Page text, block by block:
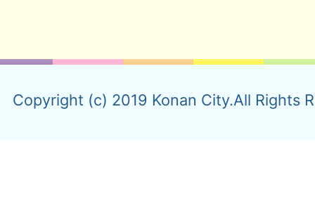
Copyright (c) 2019 Konan City.All Rights